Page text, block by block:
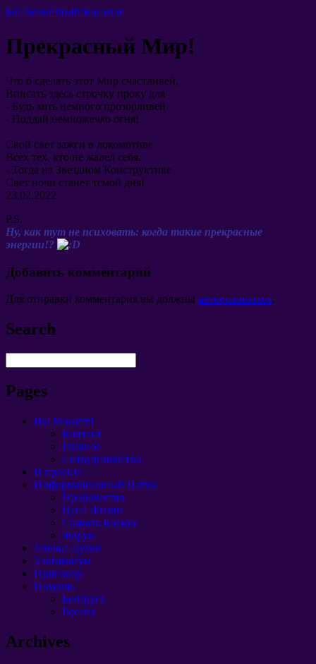
БеСКоНеЧнЫй КоСмОс
Прекрасный Мир!
Что б сделать этот Мир счастливей,
Вписать здесь строчку проку для
- Будь хоть немного прозорливей
- Поддай немножечко огня!
Свой свет зажги в локомотиве
Всех тех, кто не жалел себя.
- Тогда на Звездном Конструктиве
Свет ночи станет темой дня!
23.02.2022
P.S.
Ну, как тут не психовать: когда такие прекрасные
энергии!?
Добавить комментарий
Для отправки комментария вы должны авторизоваться.
Search
Pages
Вы Можете!
Контакт
Главное
Сотрудничество
В проекте
Информационный Поток
Пророчества
Цена Жизни
Скачать Космос
Форум
Ученье Духов
Ультиматум
Приговор
Помощь
Беларусь
Россия
Archives